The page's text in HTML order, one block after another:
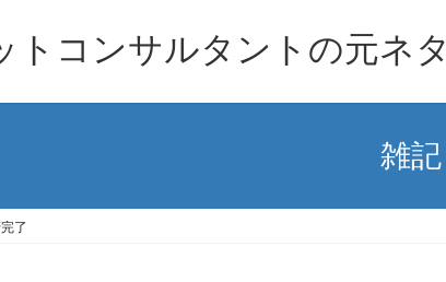
トコンサルタントの元ネタ
雑記
了